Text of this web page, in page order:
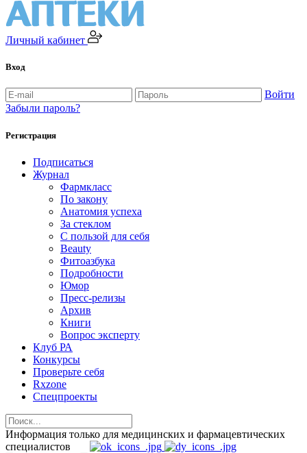
Личный кабинет
Вход
Войти
Забыли пароль?
Регистрация
Подписаться
Журнал
Фармкласс
По закону
Анатомия успеха
За стеклом
С пользой для себя
Beauty
Фитоазбука
Подробности
Юмор
Пресс-релизы
Архив
Книги
Вопрос эксперту
Клуб РА
Конкурсы
Проверьте себя
Rxzone
Спецпроекты
Информация только для медицинских и фармацевтических
специалистов